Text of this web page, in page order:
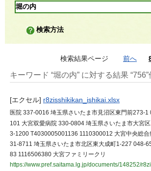
検索方法
検索結果ページ 前へ
キーワード “堀の内” に対する結果 “756”
[エクセル] r8zisshikikan_ishikai.xlsx
医院 337-0016 埼玉県さいたま市見沼区東門前273-
101 大宮双愛病院 330-0804 埼玉県さいたま市大宮区
3-1200 T4030005001136 1110300012 大宮中央総合
31-8711 埼玉県さいたま市北区東大成町1-227 048-
83 1116506380 大宮ファミリークリ
https://www.pref.saitama.lg.jp/documents/148252/